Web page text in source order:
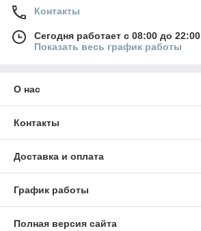
Контакты
Сегодня работает с 08:00 до 22:00
Показать весь график работы
О нас
Контакты
Доставка и оплата
График работы
Полная версия сайта